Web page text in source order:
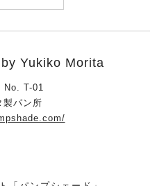
Yukiko Morita
No. T-01
製パン所